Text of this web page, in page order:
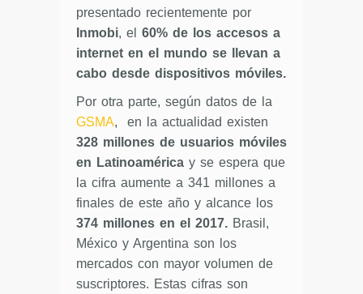
presentado recientemente por
Inmobi, el 60% de los accesos a
internet en el mundo se llevan a
cabo desde dispositivos móviles.
Por otra parte, según datos de la
GSMA, en la actualidad existen
328 millones de usuarios móviles
en Latinoamérica y se espera que
la cifra aumente a 341 millones a
finales de este año y alcance los
374 millones en el 2017. Brasil,
México y Argentina son los
mercados con mayor volumen de
suscriptores. Estas cifras son